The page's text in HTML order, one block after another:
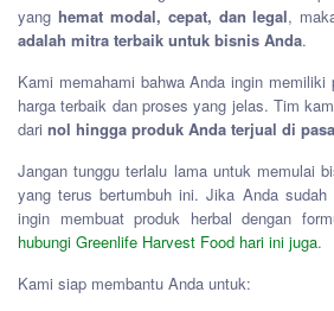
yang hemat modal, cepat, dan legal,
adalah mitra terbaik untuk bisnis Anda.
Kami memahami bahwa Anda ingin memiliki
harga terbaik dan proses yang jelas. Tim
dari nol hingga produk Anda terjual di
Jangan tunggu terlalu lama untuk memulai
yang terus bertumbuh ini. Jika Anda
ingin membuat produk herbal dengan
hubungi Greenlife Harvest Food hari ini juga.
Kami siap membantu Anda untuk: